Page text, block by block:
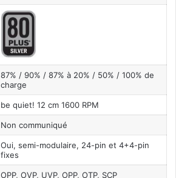
87% / 90% / 87% à 20% / 50% / 100% de
charge
be quiet! 12 cm 1600 RPM
Non communiqué
Oui, semi-modulaire, 24-pin et 4+4-pin
fixes
OPP, OVP, UVP, OPP, OTP, SCP